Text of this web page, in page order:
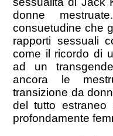
donne
consuetudine che
rapporti sessuali
come il ricordo di
ad un
ancora le
transizione da
del tutto
profondamente